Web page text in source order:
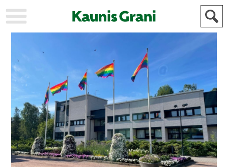
STADEN
AJANKOHTAISTA
AKTUELLT
URHEILU
IDROTT
KULTTUURI
KULTUR
HISTORIA
HISTORIA
YLEINEN
ALLMÄN
MAINOSTAJILLE
FÖR
ANNONSÖRER